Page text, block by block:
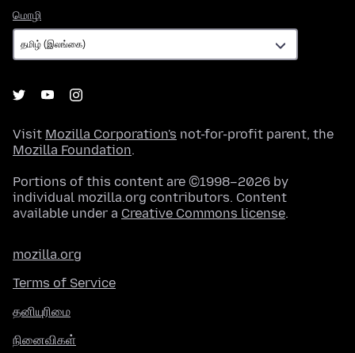
மொழி
Visit Mozilla Corporation's not-for-profit parent, the
Mozilla Foundation.
Portions of this content are ©1998–2026 by
individual mozilla.org contributors. Content
available under a Creative Commons license.
mozilla.org
Terms of Service
தனியுரிமை
நினைவிகள்